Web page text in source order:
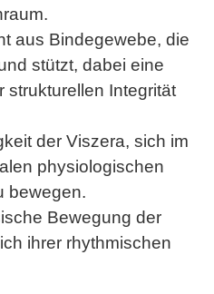
aus Bindegewebe, die
stützt, dabei eine
strukturellen Integrität
der Viszera, sich im
physiologischen
bewegen.
Bewegung der
ihrer rhythmischen